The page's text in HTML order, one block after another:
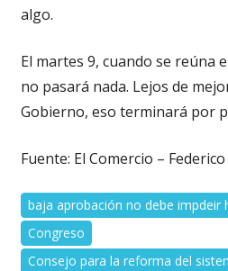
algo.
El martes 9, cuando se reúna
no pasará nada. Lejos de
Gobierno, eso terminará por
Fuente: El Comercio –
baja aprobación no debe impdeir
Congreso
Consejo para la reforma del